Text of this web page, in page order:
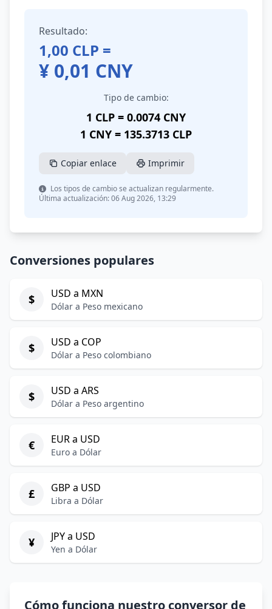
Resultado:
1,00 CLP =
¥ 0,01 CNY
Tipo de cambio:
1 CLP = 0.0074 CNY
1 CNY = 135.3713 CLP
Copiar enlace Imprimir
Los tipos de cambio se actualizan regularmente.
Última actualización: 06 Aug 2026, 13:29
Conversiones populares
$ USD a MXN
Dólar a Peso mexicano
$ USD a COP
Dólar a Peso colombiano
$ USD a ARS
Dólar a Peso argentino
€ EUR a USD
Euro a Dólar
£ GBP a USD
Libra a Dólar
¥ JPY a USD
Yen a Dólar
Cómo funciona nuestro conversor de